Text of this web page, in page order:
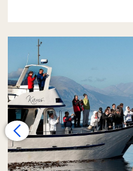
Zarpamos desde el
yate con rumbo a la
observamos una
de un pelo. La
de los Pájaros, hábitat
e imperiales.En sus
sus pichones desde la
otoño. Gracias a la
nuestra embarcación,
experiencia más
Más tarde, el yate se